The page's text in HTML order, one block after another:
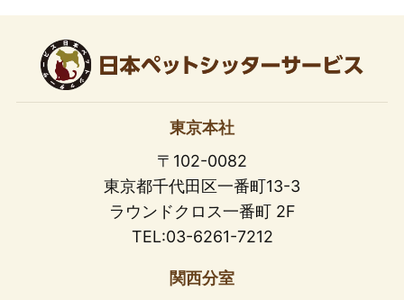
東京本社
〒102-0082
東京都千代田区一番町13-3
ラウンドクロス一番町 2F
TEL:03-6261-7212
関西分室